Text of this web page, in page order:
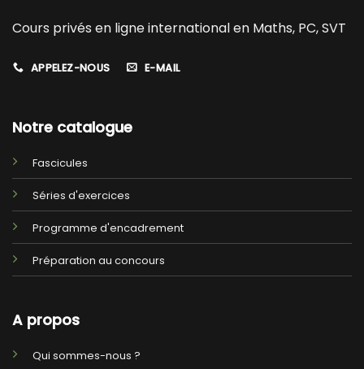
Cours privés en ligne international en Maths, PC, SVT
APPELEZ-NOUS E-MAIL
Notre catalogue
Fascicules
Séries d'exercices
Programme d'encadrement
Préparation au concours
A propos
Qui sommes-nous ?